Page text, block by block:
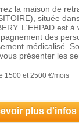
la maison de
située
L'EHPAD est
des
médicalisé.
présenter les
1500 et 2500 €/mois
plus d'infos